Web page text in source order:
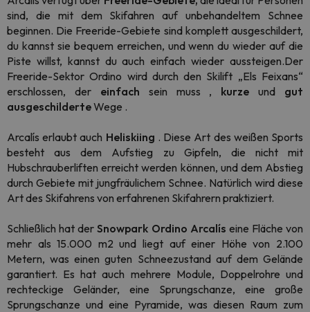
sind, die mit dem Skifahren auf unbehandeltem Schnee
beginnen. Die Freeride-Gebiete sind komplett ausgeschildert,
du kannst sie bequem erreichen, und wenn du wieder auf die
Piste willst, kannst du auch einfach wieder aussteigen.Der
Freeride-Sektor Ordino wird durch den Skilift „Els Feixans“
erschlossen, der einfach sein muss , kurze und gut
ausgeschilderteWege .
Arcalís erlaubt auch Heliskiing . Diese Art des weißen Sports
besteht aus dem Aufstieg zu Gipfeln, die nicht mit
Hubschrauberliften erreicht werden können, und dem Abstieg
durch Gebiete mit jungfräulichem Schnee. Natürlich wird diese
Art des Skifahrens von erfahrenen Skifahrern praktiziert.
Schließlich hat derSnowpark Ordino Arcalís eine Fläche von
mehr als 15.000 m2 und liegt auf einer Höhe von 2.100
Metern, was einen guten Schneezustand auf dem Gelände
garantiert. Es hat auch mehrere Module, Doppelrohre und
rechteckige Geländer, eine Sprungschanze, eine große
Sprungschanze und eine Pyramide, was diesen Raum zum